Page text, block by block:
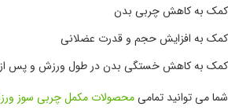
کمک به کاهش چربی بدن
کمک به افزایش حجم و قدرت عضلانی
کمک به کاهش خستگی بدن در طول ورزش و پس
شما می توانید تمامیمحصولات مکمل چربی سوز